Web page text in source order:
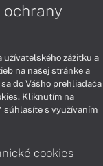
A SERVIS
ochrany
užívateľského zážitku a
na našej stránke a
do Vášho prehliadača
Kliknutím na
súhlasíte s využívaním
cookies